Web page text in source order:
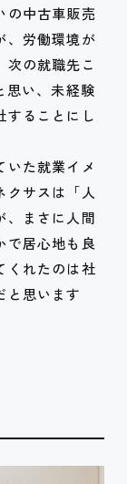
の中古車販売
、労働環境が
次の就職先こ
思い、未経験
することにし
いた就業イメ
クサスは「人
、まさに人間
で居心地も良
くれたのは社
と思います